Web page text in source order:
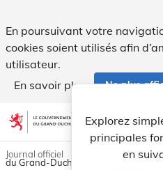
En poursuivant votre
cookies soient utilisés afin
utilisateur.
En savoir plus
Ne plus
Aller au contenu Explorez
principales
en
Journal officiel
du Grand-Duché de Luxembourg